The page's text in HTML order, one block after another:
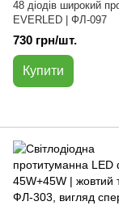
48 діодів широкий
EVERLED | ФЛ-097
730 грн/шт.
Купити